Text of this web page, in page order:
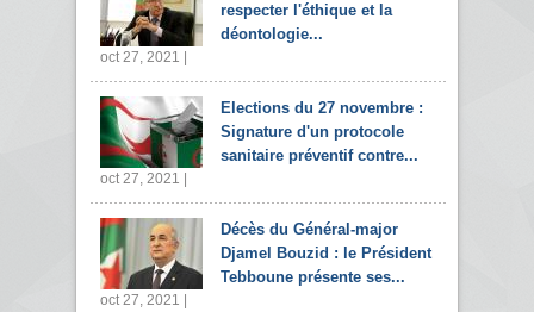
respecter l'éthique et la
déontologie...
oct 27, 2021 |
Elections du 27 novembre :
Signature d'un protocole
sanitaire préventif contre...
oct 27, 2021 |
Décès du Général-major
Djamel Bouzid : le Président
Tebboune présente ses...
oct 27, 2021 |